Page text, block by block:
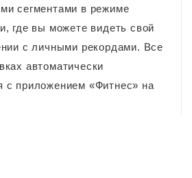
сегментами в режиме
где вы можете видеть свой
с личными рекордами. Все
автоматически
с приложением «Фитнес» на